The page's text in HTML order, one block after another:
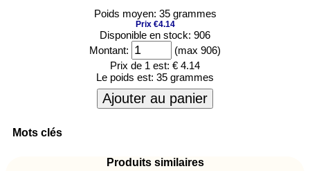
Poids moyen: 35 grammes
Prix €4.14
Disponible en stock: 906
Montant:
(max 906)
Prix de 1 est: € 4.14
Le poids est: 35 grammes
Ajouter au panier
Mots clés
Produits similaires